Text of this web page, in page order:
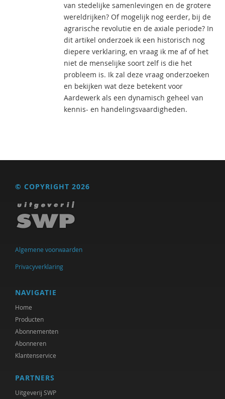
van stedelijke samenlevingen en de grotere
wereldrijken? Of mogelijk nog eerder, bij de
agrarische revolutie en de axiale periode? In
dit artikel onderzoek ik een historisch nog
diepere verklaring, en vraag ik me af of het
niet de menselijke soort zelf is die het
probleem is. Ik zal deze vraag onderzoeken
en bekijken wat deze betekent voor
Aardewerk als een dynamisch geheel van
kennis- en handelingsvaardigheden.
© COPYRIGHT 2026
Algemene voorwaarden
Privacyverklaring
NAVIGATIE
Home
Producten
Abonnementen
Abonneren
Klantenservice
PARTNERS
Uitgeverij SWP